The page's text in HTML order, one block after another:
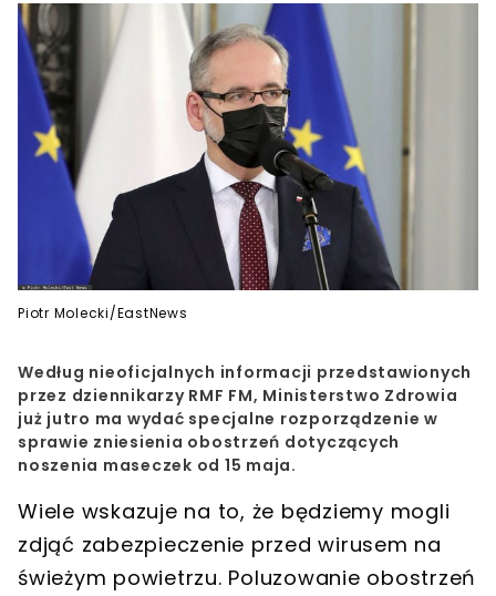
Piotr Molecki/EastNews
Według nieoficjalnych informacji przedstawionych
przez dziennikarzy RMF FM, Ministerstwo Zdrowia
już jutro ma wydać specjalne rozporządzenie w
sprawie zniesienia obostrzeń dotyczących
noszenia maseczek od 15 maja.
Wiele wskazuje na to, że będziemy mogli
zdjąć zabezpieczenie przed wirusem na
świeżym powietrzu. Poluzowanie obostrzeń